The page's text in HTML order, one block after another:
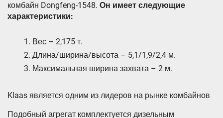
комбайн Dongfeng-1548. Он имеет следующие
характеристики:
Вес – 2,175 т.
Длина/ширина/высота – 5,1/1,9/2,4 м.
Максимальная ширина захвата – 2 м.
Klaas является одним из лидеров на рынке комбайнов
Подобный агрегат комплектуется дизельным